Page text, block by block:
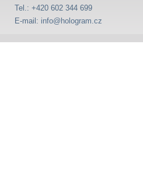
Tel.: +420 602 344 699
E-mail: info@hologram.cz